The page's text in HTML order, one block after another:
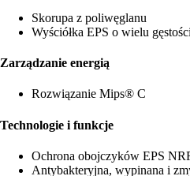
Skorupa z poliwęglanu
Wyściółka EPS o wielu
Zarządzanie energią
Rozwiązanie Mips® C
Technologie i funkcje
Ochrona obojczyków EPS
Antybakteryjna, wypinana i